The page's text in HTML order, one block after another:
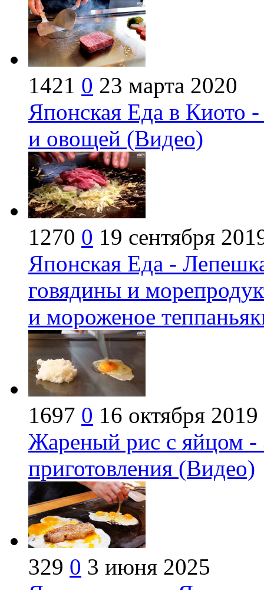
1421 0 23 марта 2020
Японская Еда в Киото
и овощей (Видео)
1270 0 19 сентября
Японская Еда -
говядины и
и мороженое
1697 0 16 октября 2019
Жареный рис с яйцом -
приготовления (Видео)
329 0 3 июня 2025